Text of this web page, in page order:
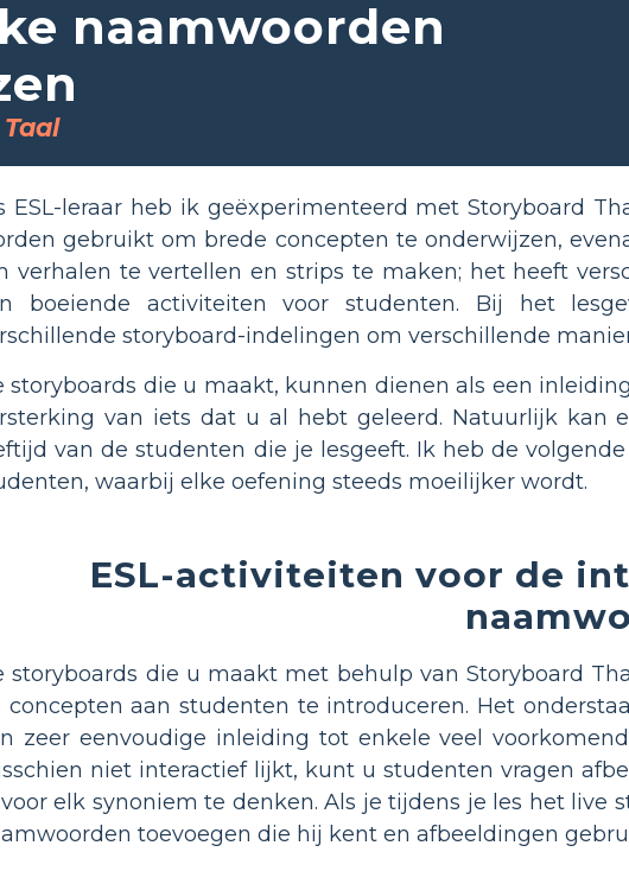
naamwoorden
ESL-leraar heb ik geëxperimenteerd met Storyboard
gebruikt om brede concepten te onderwijzen,
verhalen te vertellen en strips te maken; het heeft
boeiende activiteiten voor studenten. Bij het
storyboard-indelingen om verschillende
storyboards die u maakt, kunnen dienen als een
van iets dat u al hebt geleerd. Natuurlijk kan
van de studenten die je lesgeeft. Ik heb de
waarbij elke oefening steeds moeilijker wordt.
ESL-activiteiten voor de
storyboards die u maakt met behulp van Storyboard
concepten aan studenten te introduceren. Het
zeer eenvoudige inleiding tot enkele veel
niet interactief lijkt, kunt u studenten vragen
elk synoniem te denken. Als je tijdens je les het
toevoegen die hij kent en afbeeldingen